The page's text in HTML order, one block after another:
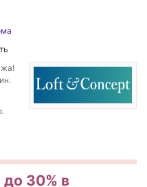
30% в